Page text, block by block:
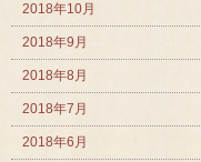
2018年10月
2018年9月
2018年8月
2018年7月
2018年6月